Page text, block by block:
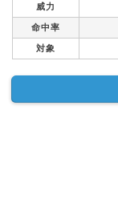
威力
命中率
対象